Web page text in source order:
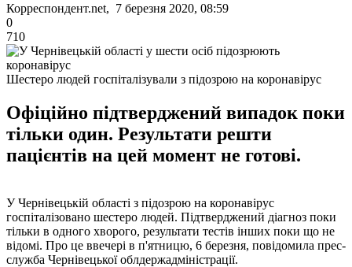
Корреспондент.net, 7 березня 2020, 08:59
0
710
Шестеро людей госпіталізували з підозрою на коронавірус
Офіційно підтверджений випадок поки
тільки один. Результати решти
пацієнтів на цей момент не готові.
У Чернівецькій області з підозрою на коронавірус
госпіталізовано шестеро людей. Підтверджений діагноз поки
тільки в одного хворого, результати тестів інших поки що не
відомі. Про це ввечері в п'ятницю, 6 березня, повідомила прес-
служба Чернівецької облдержадміністрації.